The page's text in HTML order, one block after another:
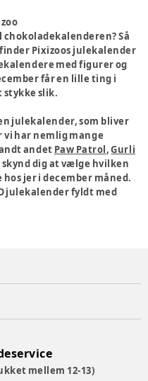
Så
Pixizoos julekalender
med figurer og
får en lille ting i
stykke slik.
julekalender, som bliver
har nemlig mange
andet Paw Patrol,Gurli
skynd dig at vælge hvilken
jer i december måned.
julekalender fyldt med
mellem 12-13)